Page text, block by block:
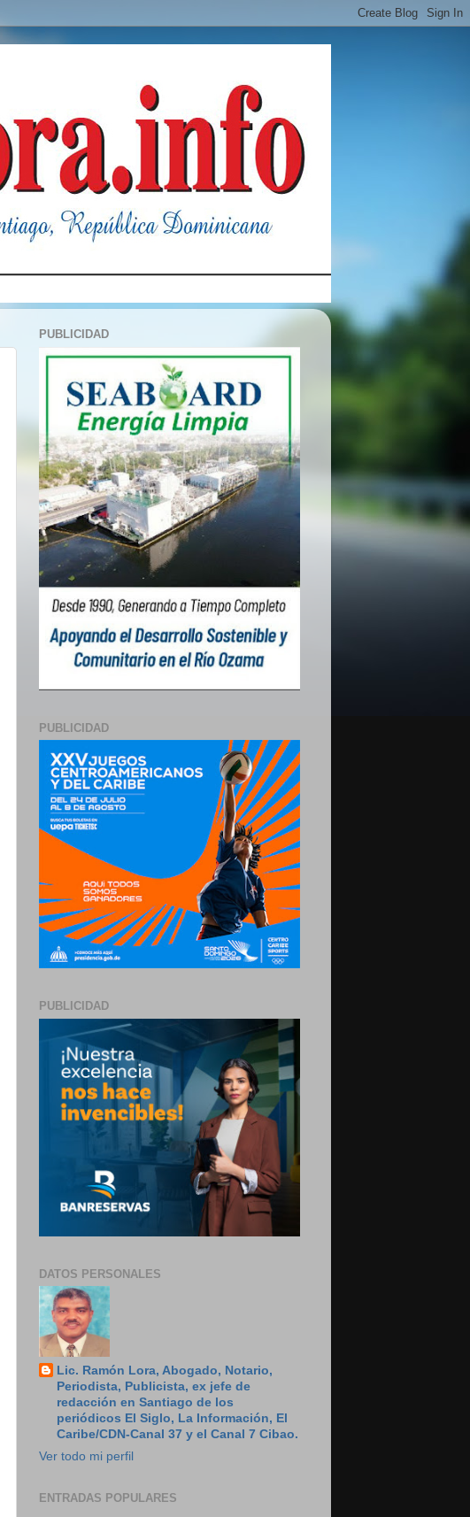
PUBLICIDAD
PUBLICIDAD
PUBLICIDAD
DATOS PERSONALES
Lic. Ramón Lora, Abogado, Notario,
Periodista, Publicista, ex jefe de
redacción en Santiago de los
periódicos El Siglo, La Información, El
Caribe/CDN-Canal 37 y el Canal 7 Cibao.
Ver todo mi perfil
ENTRADAS POPULARES